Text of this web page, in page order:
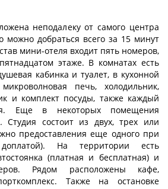
неподалеку от самого центра
можно добраться всего за 15 минут
мини-отеля входит пять номеров,
этаже. В комнатах есть
кабинка и туалет, в кухонной
печь, холодильник,
и комплект посуды, также каждый
Еще в некоторых помещения
Студия состоит из двух, трех или
предоставления еще одного при
На территории есть
(платная и бесплатная) и
Рядом расположены кафе,
Также на остановке